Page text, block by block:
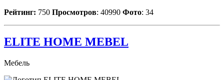
Рейтинг: 750 Просмотров: 40990 Фото: 34
ELITE HOME MEBEL
Мебель